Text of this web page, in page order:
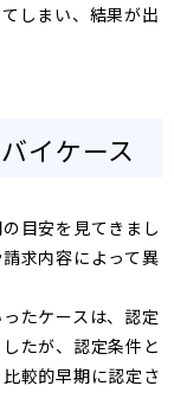
しまい、結果が出
イケース
目安を見てきまし
求内容によって異
たケースは、認定
たが、認定条件と
較的早期に認定さ